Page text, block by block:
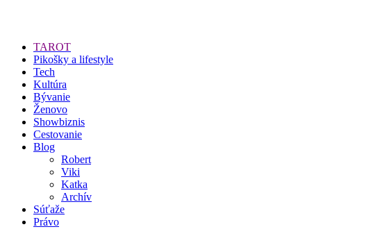
TAROT
Pikošky a lifestyle
Tech
Kultúra
Bývanie
Ženovo
Showbiznis
Cestovanie
Blog
Robert
Viki
Katka
Archív
Súťaže
Právo